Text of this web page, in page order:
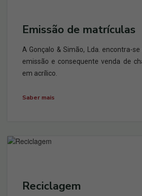
Emissão de matrículas
A Gonçalo & Simão, Lda. encontra-
emissão e consequente venda de
em acrílico.
Saber mais
Reciclagem